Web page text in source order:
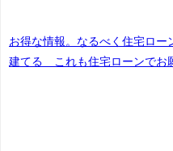
お得な情報。なるべく住宅ロー
建てる これも住宅ローンでお